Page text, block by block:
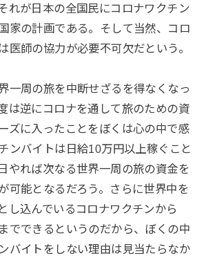
れが日本の全国民にコロナワクチン
家の計画である。そして当然、コロ
医師の協力が必要不可欠だという。
一周の旅を中断せざるを得なくなっ
は逆にコロナを通して旅のための資
ズに入ったことをぼくは心の中で感
ンバイトは日給10万円以上稼ぐこと
やれば次なる世界一周の旅の資金を
可能となるだろう。さらに世界中を
し込んでいるコロナワクチンから
でできるというのだから、ぼくの中
バイトをしない理由は見当たらなか